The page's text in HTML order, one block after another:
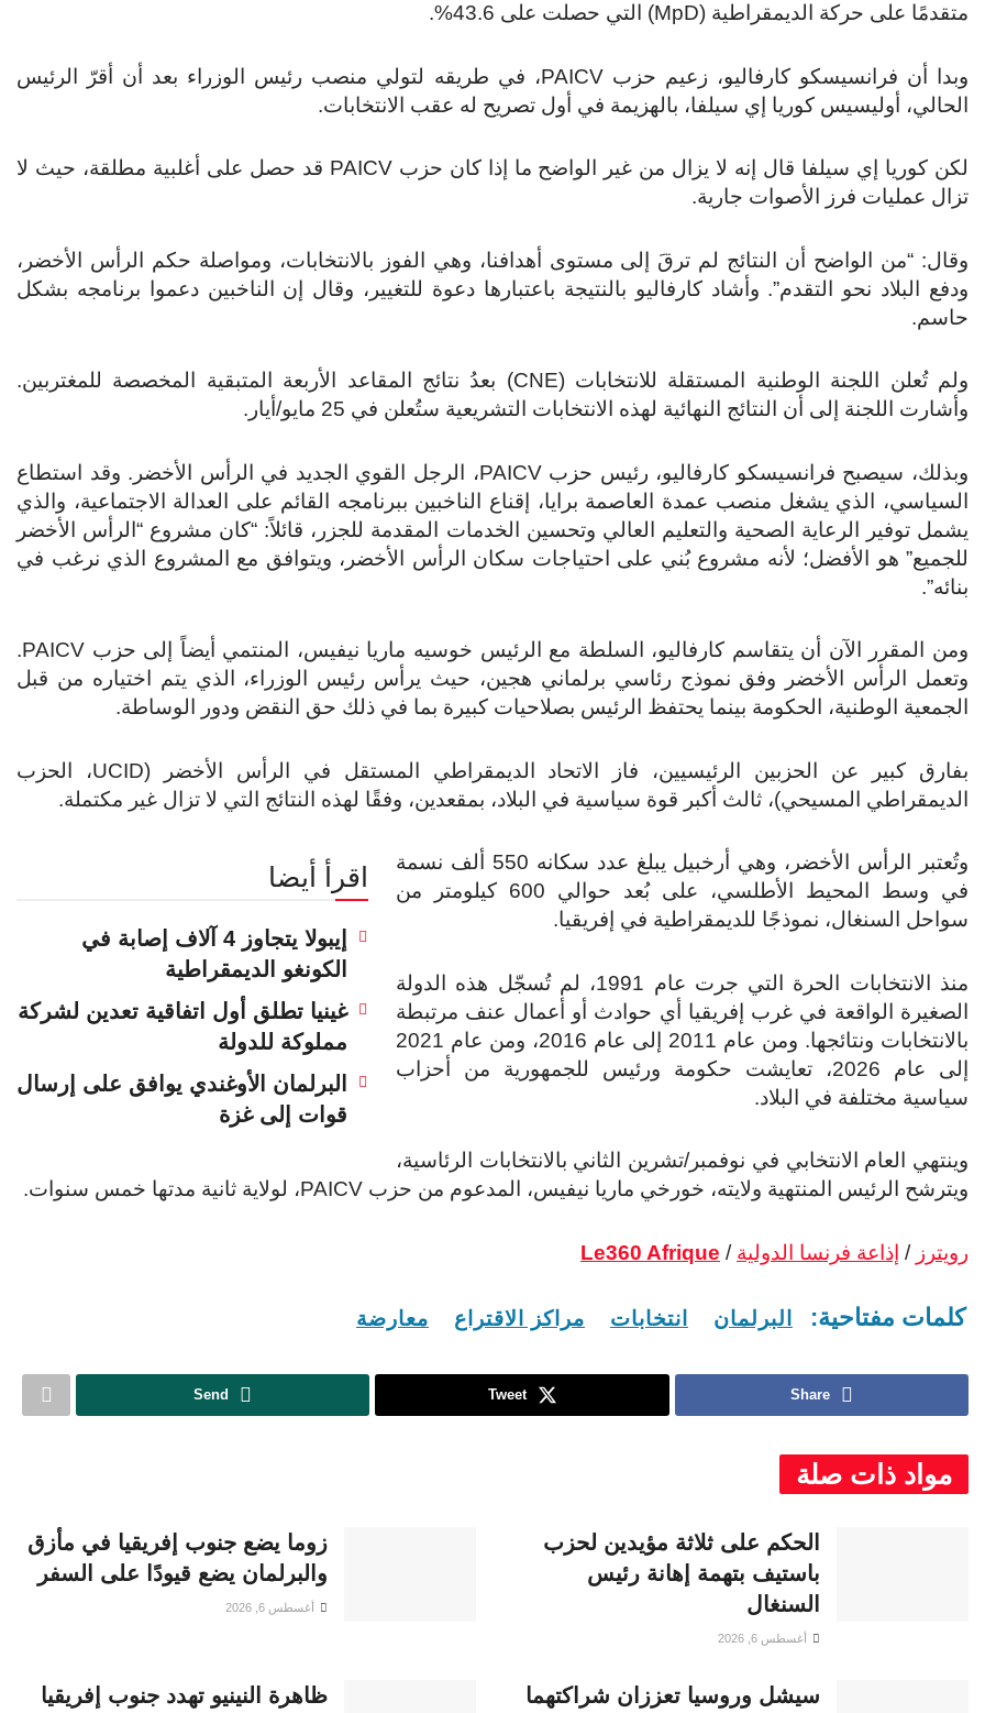
متقدمًا على حركة الديمقراطية (MpD) التي حصلت على 43.6%.
وبدا أن فرانسيسكو كارفاليو، زعيم حزب PAICV، في طريقه لتولي منصب رئيس الوزراء بعد أن أقرّ الرئيس
الحالي، أوليسيس كوريا إي سيلفا، بالهزيمة في أول تصريح له عقب الانتخابات.
لكن كوريا إي سيلفا قال إنه لا يزال من غير الواضح ما إذا كان حزب PAICV قد حصل على أغلبية مطلقة، حيث لا
تزال عمليات فرز الأصوات جارية.
وقال: “من الواضح أن النتائج لم ترقَ إلى مستوى أهدافنا، وهي الفوز بالانتخابات، ومواصلة حكم الرأس الأخضر،
ودفع البلاد نحو التقدم”. وأشاد كارفاليو بالنتيجة باعتبارها دعوة للتغيير، وقال إن الناخبين دعموا برنامجه بشكل
حاسم.
ولم تُعلن اللجنة الوطنية المستقلة للانتخابات (CNE) بعدُ نتائج المقاعد الأربعة المتبقية المخصصة للمغتربين.
وأشارت اللجنة إلى أن النتائج النهائية لهذه الانتخابات التشريعية ستُعلن في 25 مايو/أيار.
وبذلك، سيصبح فرانسيسكو كارفاليو، رئيس حزب PAICV، الرجل القوي الجديد في الرأس الأخضر. وقد استطاع
السياسي، الذي يشغل منصب عمدة العاصمة برايا، إقناع الناخبين ببرنامجه القائم على العدالة الاجتماعية، والذي
يشمل توفير الرعاية الصحية والتعليم العالي وتحسين الخدمات المقدمة للجزر، قائلاً: “كان مشروع “الرأس الأخضر
للجميع” هو الأفضل؛ لأنه مشروع بُني على احتياجات سكان الرأس الأخضر، ويتوافق مع المشروع الذي نرغب في
بنائه”.
ومن المقرر الآن أن يتقاسم كارفاليو، السلطة مع الرئيس خوسيه ماريا نيفيس، المنتمي أيضاً إلى حزب PAICV.
وتعمل الرأس الأخضر وفق نموذج رئاسي برلماني هجين، حيث يرأس رئيس الوزراء، الذي يتم اختياره من قبل
الجمعية الوطنية، الحكومة بينما يحتفظ الرئيس بصلاحيات كبيرة بما في ذلك حق النقض ودور الوساطة.
بفارق كبير عن الحزبين الرئيسيين، فاز الاتحاد الديمقراطي المستقل في الرأس الأخضر (UCID، الحزب
الديمقراطي المسيحي)، ثالث أكبر قوة سياسية في البلاد، بمقعدين، وفقًا لهذه النتائج التي لا تزال غير مكتملة.
اقرأ أيضا
إيبولا يتجاوز 4 آلاف إصابة في
الكونغو الديمقراطية
غينيا تطلق أول اتفاقية تعدين لشركة
مملوكة للدولة
البرلمان الأوغندي يوافق على إرسال
قوات إلى غزة
وتُعتبر الرأس الأخضر، وهي أرخبيل يبلغ عدد سكانه 550 ألف نسمة
في وسط المحيط الأطلسي، على بُعد حوالي 600 كيلومتر من
سواحل السنغال، نموذجًا للديمقراطية في إفريقيا.
منذ الانتخابات الحرة التي جرت عام 1991، لم تُسجّل هذه الدولة
الصغيرة الواقعة في غرب إفريقيا أي حوادث أو أعمال عنف مرتبطة
بالانتخابات ونتائجها. و
من عام 2011 إلى عام 2016، ومن عام 2021
إلى عام 2026، تعايشت حكومة ورئيس للجمهورية من أحزاب
سياسية مختلفة في البلاد.
وينتهي العام الانتخابي في نوفمبر/تشرين الثاني بالانتخابات الرئاسية،
ويترشح الرئيس المنتهية ولايته، خورخي ماريا نيفيس، المدعوم من حزب PAICV، لولاية ثانية مدتها خمس سنوات.
رويترز / إذاعة فرنسا الدولية /
Le360 Afrique
كلمات مفتاحية: البرلمان انتخابات مراكز الاقتراع معارضة
Share
Tweet
Send
مواد ذات صلة
الحكم على ثلاثة مؤيدين لحزب
باستيف بتهمة إهانة رئيس
السنغال
أغسطس 6, 2026
زوما يضع جنوب إفريقيا في مأزق
والبرلمان يضع قيودًا على السفر
أغسطس 6, 2026
سيشل وروسيا تعززان شراكتهما
ظاهرة النينيو تهدد جنوب إفريقيا